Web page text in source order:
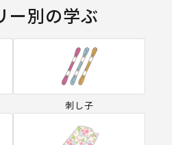
ー別の学ぶ
刺し子